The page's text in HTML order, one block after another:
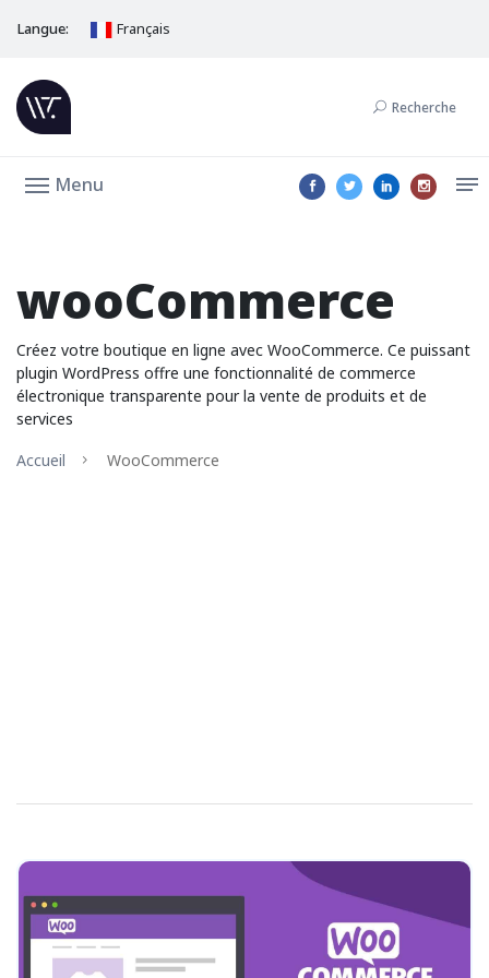
Langue: Français
Recherche
Menu
wooCommerce
Créez votre boutique en ligne avec WooCommerce. Ce puissant
plugin WordPress offre une fonctionnalité de commerce
électronique transparente pour la vente de produits et de
services
Accueil
WooCommerce